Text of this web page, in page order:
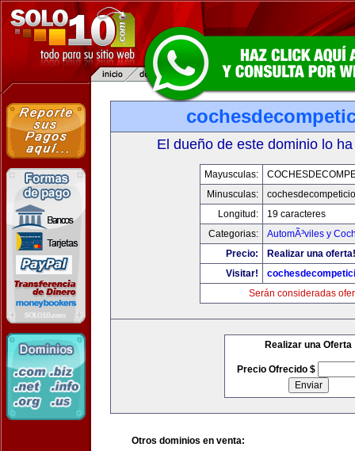
El dueño de este dominio lo
Mayusculas:
Minusculas:
Longitud:
19 caracteres
Categorias:
AutomÃ³viles y
Precio:
Realizar una oferta!
Visitar!
Serán consideradas
Realizar una Oferta
Precio Ofrecido $
Otros dominios en venta: